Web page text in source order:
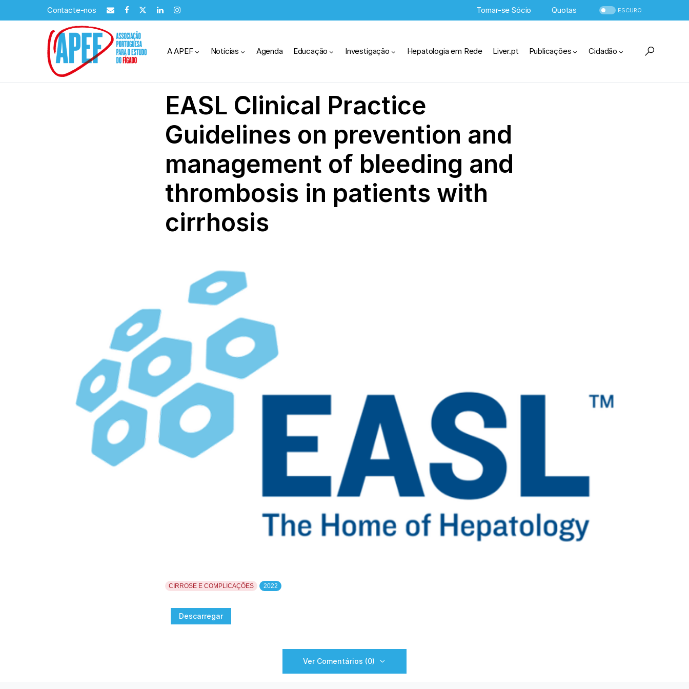
Contacte-nos Tornar-se Sócio Quotas ESCURO
A APEF Notícias Agenda Educação Investigação Hepatologia em Rede Liver.pt Publicações Cidadão
EASL Clinical Practice
Guidelines on prevention and
management of bleeding and
thrombosis in patients with
cirrhosis
CIRROSE E COMPLICAÇÕES 2022
Descarregar
Ver Comentários (0)